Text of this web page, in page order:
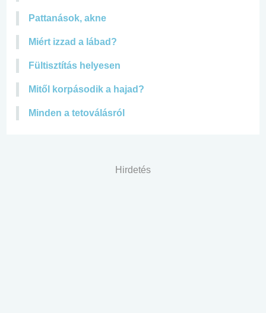
Pattanások, akne
Miért izzad a lábad?
Fültisztítás helyesen
Mitől korpásodik a hajad?
Minden a tetoválásról
Hirdetés